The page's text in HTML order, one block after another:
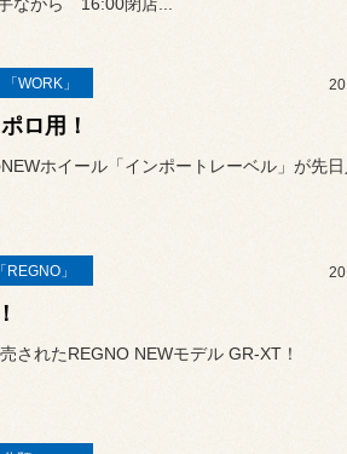
WORK」
ロ用！
」
されたREGNO NEWモデル GR-XT！